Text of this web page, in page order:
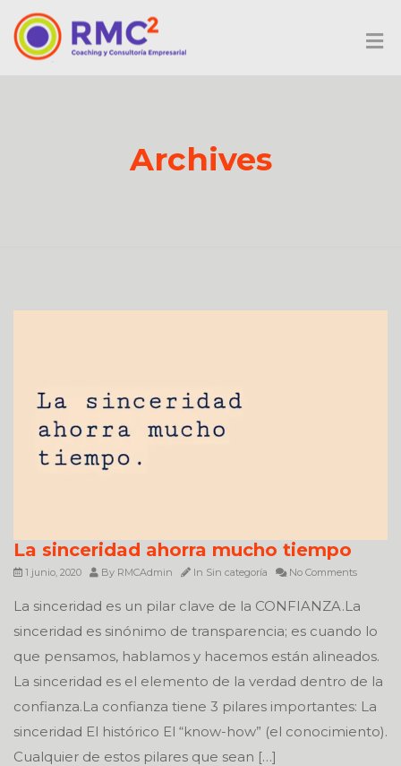
Archives
La sinceridad ahorra mucho tiempo
1 junio, 2020 By RMCAdmin In Sin categoría No Comments
La sinceridad es un pilar clave de la CONFIANZA.La
sinceridad es sinónimo de transparencia; es cuando lo
que pensamos, hablamos y hacemos están alineados.
La sinceridad es el elemento de la verdad dentro de la
confianza.La confianza tiene 3 pilares importantes: La
sinceridad El histórico El “know-how” (el conocimiento).
Cualquier de estos pilares que sean […]